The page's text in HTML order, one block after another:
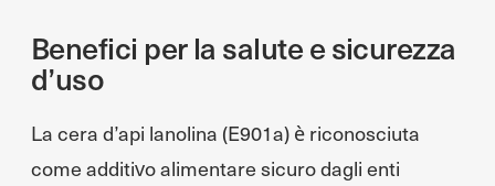
Benefici per la salute e sicurezza
d’uso
La cera d’api lanolina (E901a) è riconosciuta
come additivo alimentare sicuro dagli enti